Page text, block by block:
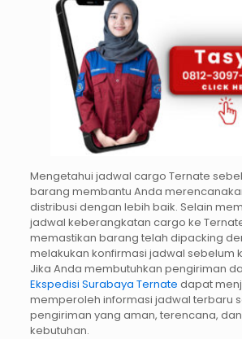
Mengetahui jadwal cargo Ternate
barang membantu Anda
distribusi dengan lebih baik. Selain
jadwal keberangkatan cargo ke
memastikan barang telah dipacking
melakukan konfirmasi jadwal sebelum
Jika Anda membutuhkan pengiriman
Ekspedisi Surabaya Ternate dapat
memperoleh informasi jadwal terbaru
pengiriman yang aman, terencana,
kebutuhan.